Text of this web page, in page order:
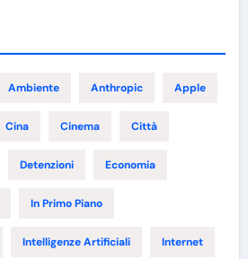
Ambiente Anthropic Apple
Cina Cinema Città
Detenzioni Economia
In Primo Piano
Intelligenze Artificiali Internet